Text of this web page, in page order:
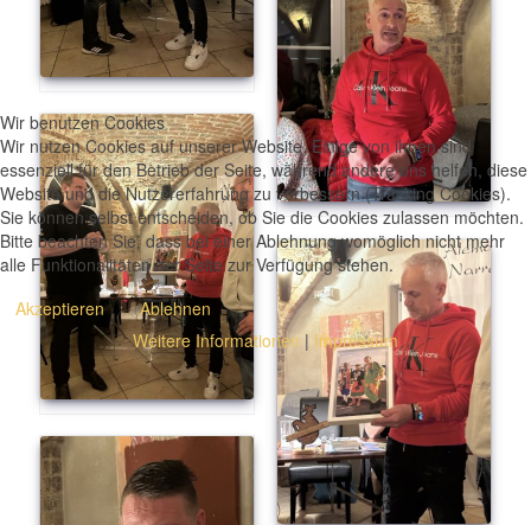
Wir benutzen Cookies
Wir nutzen Cookies auf unserer Website. Einige von ihnen sind
essenziell für den Betrieb der Seite, während andere uns helfen, diese
Website und die Nutzererfahrung zu verbessern (Tracking Cookies).
Sie können selbst entscheiden, ob Sie die Cookies zulassen möchten.
Bitte beachten Sie, dass bei einer Ablehnung womöglich nicht mehr
alle Funktionalitäten der Seite zur Verfügung stehen.
Akzeptieren
Ablehnen
Weitere Informationen | Impressum